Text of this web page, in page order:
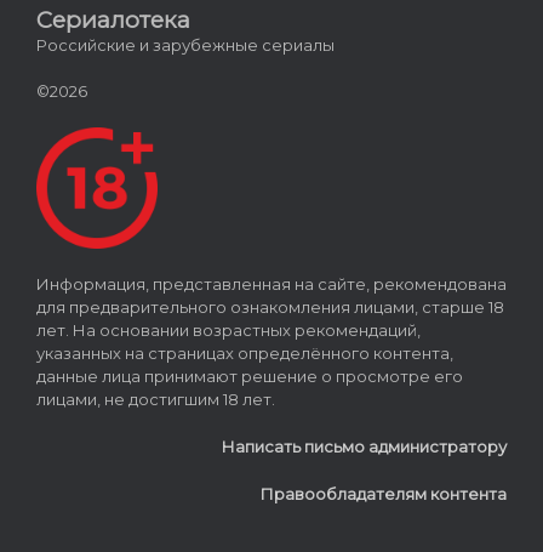
Сериалотека
Российские и зарубежные сериалы
©2026
Информация, представленная на сайте, рекомендована
для предварительного ознакомления лицами, старше 18
лет. На основании возрастных рекомендаций,
указанных на страницах определённого контента,
данные лица принимают решение о просмотре его
лицами, не достигшим 18 лет.
Написать письмо администратору
Правообладателям контента